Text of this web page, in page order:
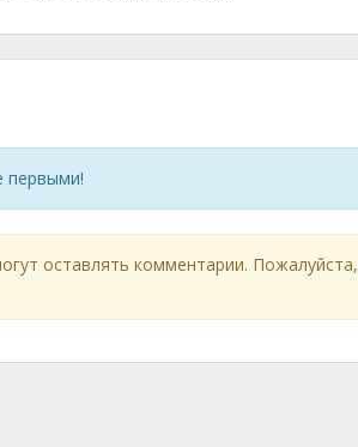
первыми!
оставлять комментарии. Пожалуйста,